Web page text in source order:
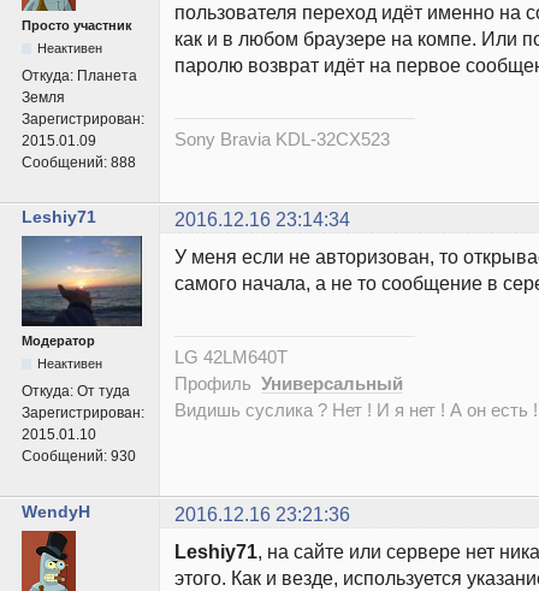
Просто участник
Неактивен
Откуда: Планета
Земля
Зарегистрирован:
2015.01.09
Сообщений: 888
пользователя переход идёт именно на
как и в любом браузере на компе. Или
паролю возврат идёт на первое
Sony Bravia KDL-32CX523
Leshiy71 2016.12.16 23:14:34
Модератор
Неактивен
Откуда: От туда
Зарегистрирован:
2015.01.10
Сообщений: 930
У меня если не авторизован, то
самого начала, а не то сообщение в
LG 42LM640T
Профиль Универсальный
Видишь суслика ? Нет ! И я нет ! А он есть
WendyH 2016.12.16 23:21:36
Leshiy71
, на сайте или сервере нет
этого. Как и везде, используется